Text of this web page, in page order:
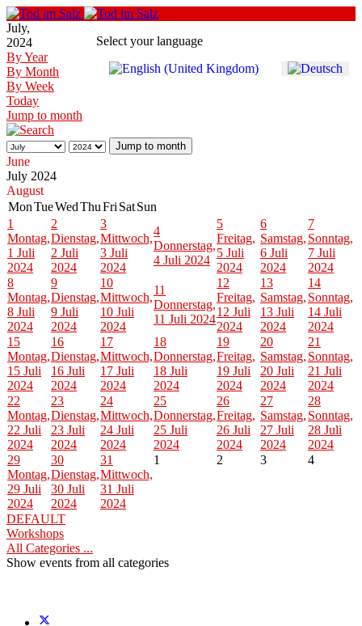
Select your language
July,
2024
By Year
By Month
By Week
Today
Jump to month
Jump to month
June
July 2024
August
MonTueWedThuFri SatSun
1
Montag,
1 Juli
2024
2
Dienstag,
2 Juli
2024
3
Mittwoch,
3 Juli
2024
4
Donnerstag,
4 Juli 2024
5
Freitag,
5 Juli
2024
6
Samstag,
6 Juli
2024
7
Sonntag,
7 Juli
2024
8
Montag,
8 Juli
2024
9
Dienstag,
9 Juli
2024
10
Mittwoch,
10 Juli
2024
11
Donnerstag,
11 Juli 2024
12
Freitag,
12 Juli
2024
13
Samstag,
13 Juli
2024
14
Sonntag,
14 Juli
2024
15
Montag,
15 Juli
2024
16
Dienstag,
16 Juli
2024
17
Mittwoch,
17 Juli
2024
18
Donnerstag,
18 Juli
2024
19
Freitag,
19 Juli
2024
20
Samstag,
20 Juli
2024
21
Sonntag,
21 Juli
2024
22
Montag,
22 Juli
2024
23
Dienstag,
23 Juli
2024
24
Mittwoch,
24 Juli
2024
25
Donnerstag,
25 Juli
2024
26
Freitag,
26 Juli
2024
27
Samstag,
27 Juli
2024
28
Sonntag,
28 Juli
2024
29
Montag,
29 Juli
2024
30
Dienstag,
30 Juli
2024
31
Mittwoch,
31 Juli
2024
1 2 3 4
DEFAULT
Workshops
All Categories ...
Show events from all categories